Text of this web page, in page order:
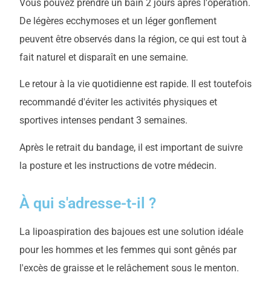
Vous pouvez prendre un bain 2 jours après l'opération.
De légères ecchymoses et un léger gonflement
peuvent être observés dans la région, ce qui est tout à
fait naturel et disparaît en une semaine.
Le retour à la vie quotidienne est rapide. Il est toutefois
recommandé d'éviter les activités physiques et
sportives intenses pendant 3 semaines.
Après le retrait du bandage, il est important de suivre
la posture et les instructions de votre médecin.
À qui s'adresse-t-il ?
La lipoaspiration des bajoues est une solution idéale
pour les hommes et les femmes qui sont gênés par
l'excès de graisse et le relâchement sous le menton.